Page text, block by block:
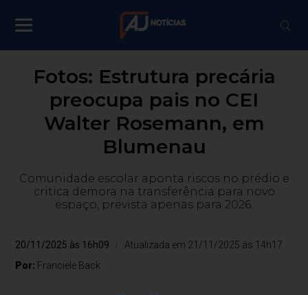
Fotos: Estrutura precária
preocupa pais no CEI
Walter Rosemann, em
Blumenau
Comunidade escolar aponta riscos no prédio e
critica demora na transferência para novo
espaço, prevista apenas para 2026.
20/11/2025 às 16h09
Atualizada em 21/11/2025 às 14h17
Por: Franciele Back